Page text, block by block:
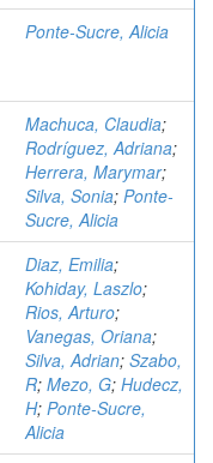
Ponte-Sucre, Alicia
Machuca, Claudia;
Rodríguez, Adriana;
Herrera, Marymar;
Silva, Sonia; Ponte-
Sucre, Alicia
Diaz, Emilia;
Kohiday, Laszlo;
Rios, Arturo;
Vanegas, Oriana;
Silva, Adrian; Szabo,
R; Mezo, G; Hudecz,
H; Ponte-Sucre,
Alicia